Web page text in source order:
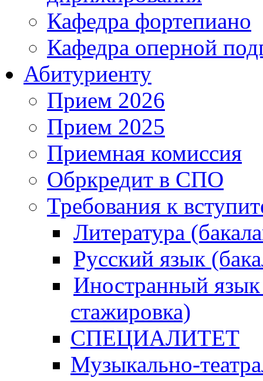
Кафедра фортепиано
Кафедра оперной
Абитуриенту
Прием 2026
Прием 2025
Приемная комиссия
Обркредит в СПО
Требования к
Литература
Русский язык
Иностранный язык
стажировка)
СПЕЦИАЛИТЕТ
Музыкально-